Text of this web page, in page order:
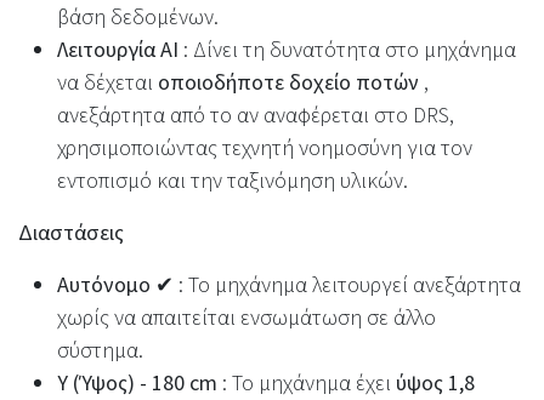
βάση δεδομένων.
Λειτουργία AI : Δίνει τη δυνατότητα στο μηχάνημα
να δέχεται οποιοδήποτε δοχείο ποτών ,
ανεξάρτητα από το αν αναφέρεται στο DRS,
χρησιμοποιώντας τεχνητή νοημοσύνη για τον
εντοπισμό και την ταξινόμηση υλικών.
Διαστάσεις
Αυτόνομο ✔ : Το μηχάνημα λειτουργεί ανεξάρτητα
χωρίς να απαιτείται ενσωμάτωση σε άλλο
σύστημα.
Υ (Ύψος) - 180 cm : Το μηχάνημα έχει ύψος 1,8